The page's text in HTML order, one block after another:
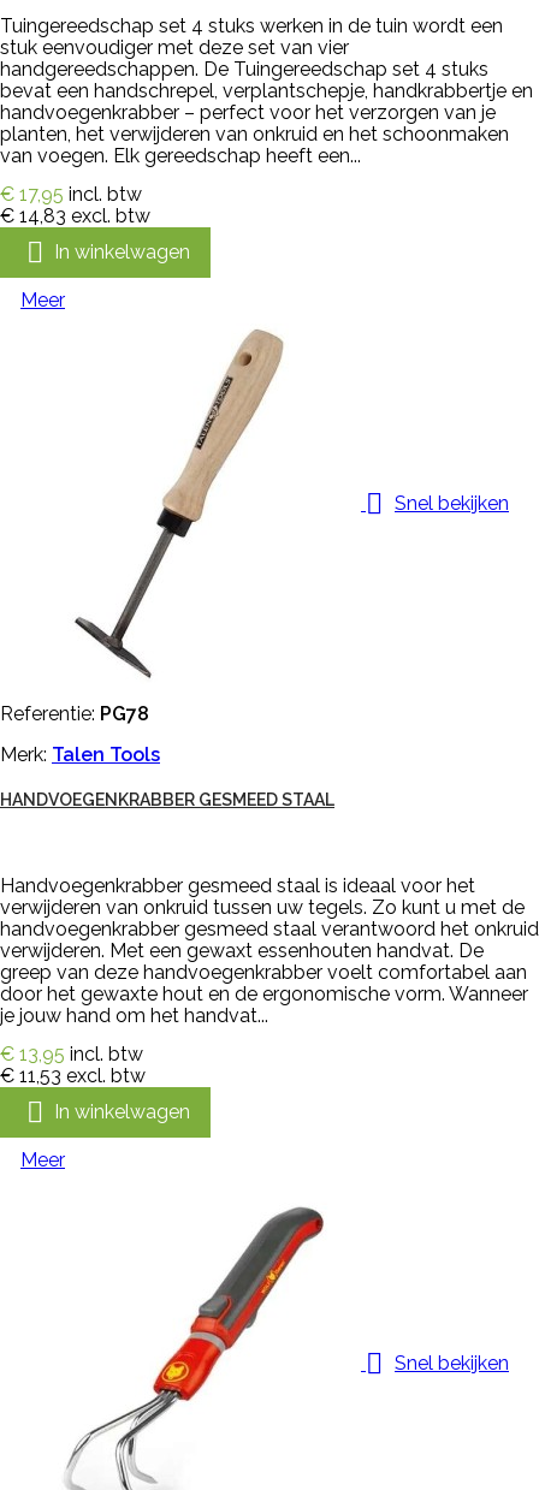
Tuingereedschap set 4 stuks werken in de tuin wordt een
stuk eenvoudiger met deze set van vier
handgereedschappen. De Tuingereedschap set 4 stuks
bevat een handschrepel, verplantschepje, handkrabbertje en
handvoegenkrabber – perfect voor het verzorgen van je
planten, het verwijderen van onkruid en het schoonmaken
van voegen. Elk gereedschap heeft een...
€ 17,95 incl. btw
€ 14,83 excl. btw
 In winkelwagen
Meer
 Snel bekijken
Referentie: PG78
Merk: Talen Tools
HANDVOEGENKRABBER GESMEED STAAL
Handvoegenkrabber gesmeed staal is ideaal voor het
verwijderen van onkruid tussen uw tegels. Zo kunt u met de
handvoegenkrabber gesmeed staal verantwoord het onkruid
verwijderen. Met een gewaxt essenhouten handvat. De
greep van deze handvoegenkrabber voelt comfortabel aan
door het gewaxte hout en de ergonomische vorm. Wanneer
je jouw hand om het handvat...
€ 13,95 incl. btw
€ 11,53 excl. btw
 In winkelwagen
Meer
 Snel bekijken